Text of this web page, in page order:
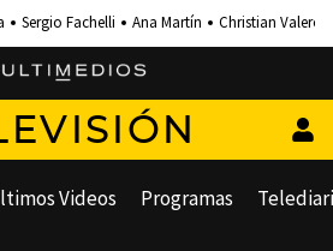
Sergio Fachelli Ana Martín Christian Valero
Videos Programas